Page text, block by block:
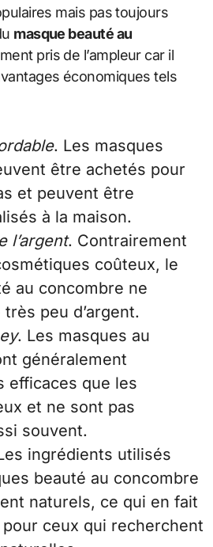
mais pas toujours
masque beauté au
pris de l’ampleur car il
économiques tels
. Les masques
être achetés pour
et peuvent être
à la maison.
l’argent. Contrairement
coûteux, le
au concombre ne
peu d’argent.
. Les masques au
généralement
efficaces que les
et ne sont pas
souvent.
ingrédients utilisés
beauté au concombre
naturels, ce qui en fait
ceux qui recherchent